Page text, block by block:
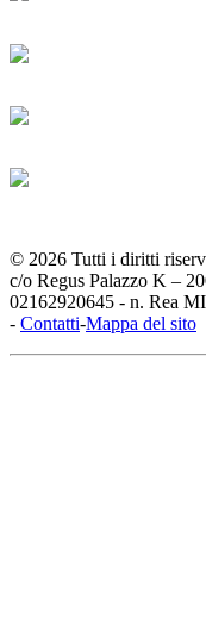
© 2026 Tutti i diritti
c/o Regus Palazzo K –
02162920645 - n. Rea
- Contatti-Mappa del sito